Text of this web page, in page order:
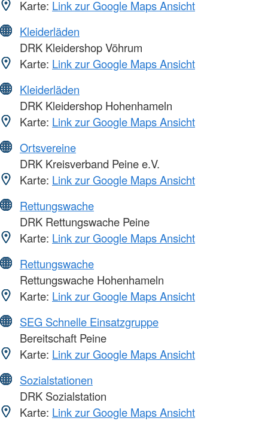
Karte: Link zur Google Maps Ansicht
Kleiderläden
DRK Kleidershop Vöhrum
Karte: Link zur Google Maps Ansicht
Kleiderläden
DRK Kleidershop Hohenhameln
Karte: Link zur Google Maps Ansicht
Ortsvereine
DRK Kreisverband Peine e.V.
Karte: Link zur Google Maps Ansicht
Rettungswache
DRK Rettungswache Peine
Karte: Link zur Google Maps Ansicht
Rettungswache
Rettungswache Hohenhameln
Karte: Link zur Google Maps Ansicht
SEG Schnelle Einsatzgruppe
Bereitschaft Peine
Karte: Link zur Google Maps Ansicht
Sozialstationen
DRK Sozialstation
Karte: Link zur Google Maps Ansicht